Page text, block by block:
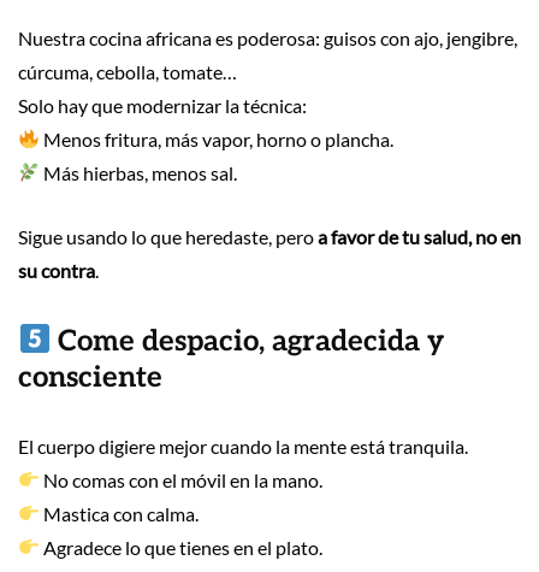
Nuestra cocina africana es poderosa: guisos con ajo, jengibre,
cúrcuma, cebolla, tomate…
Solo hay que modernizar la técnica:
Menos fritura, más vapor, horno o plancha.
Más hierbas, menos sal.
Sigue usando lo que heredaste, peroa favor de tu salud, no en
su contra
Come despacio, agradecida y
consciente
El cuerpo digiere mejor cuando la mente está tranquila.
No comas con el móvil en la mano.
Mastica con calma.
Agradece lo que tienes en el plato.